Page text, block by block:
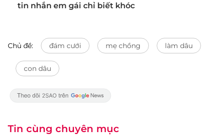
tin nhắn em gái chỉ biết khóc
Chủ đề: đám cưới mẹ chồng làm dâu
con dâu
Tin cùng chuyên mục